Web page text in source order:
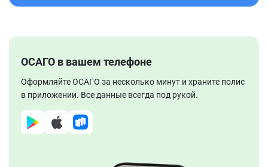
ОСАГО в вашем телефоне
Оформляйте ОСАГО за несколько минут и храните полис
в приложении. Все данные всегда под рукой.